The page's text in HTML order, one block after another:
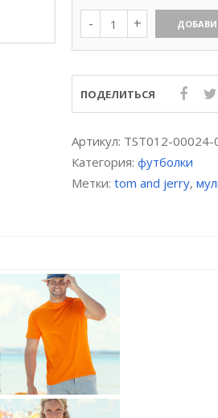
Количество
Футболка
«Джери»,
ПОДЕЛИТЬСЯ
Артикул: TST012-00024-
Категория: футболки
Метки: tom and jerry,